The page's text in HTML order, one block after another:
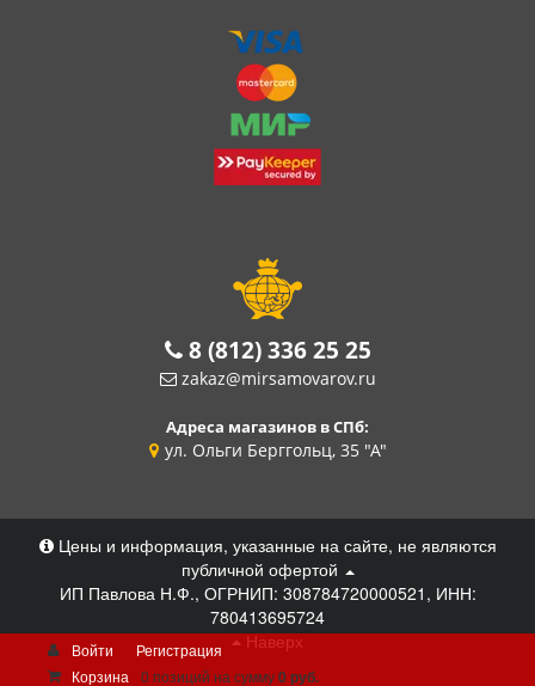
8 (812) 336 25 25
zakaz@mirsamovarov.ru
Адреса магазинов в СПб:
ул. Ольги Берггольц, 35 "А"
Цены и информация, указанные на сайте, не являются
публичной офертой
ИП Павлова Н.Ф., ОГРНИП: 308784720000521, ИНН:
780413695724
Наверх
Войти
Регистрация
Корзина
0 позиций на сумму0 руб.